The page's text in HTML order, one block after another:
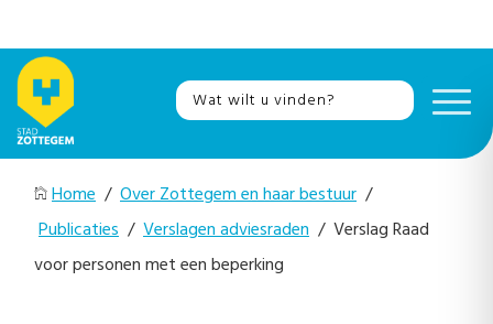
Home / Over Zottegem en haar bestuur /
Publicaties / Verslagen adviesraden / Verslag Raad
voor personen met een beperking